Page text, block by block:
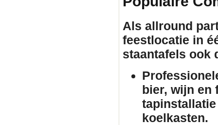
Als allround
feestlocatie in
staantafels ook
bier, wijn en
koelkasten.